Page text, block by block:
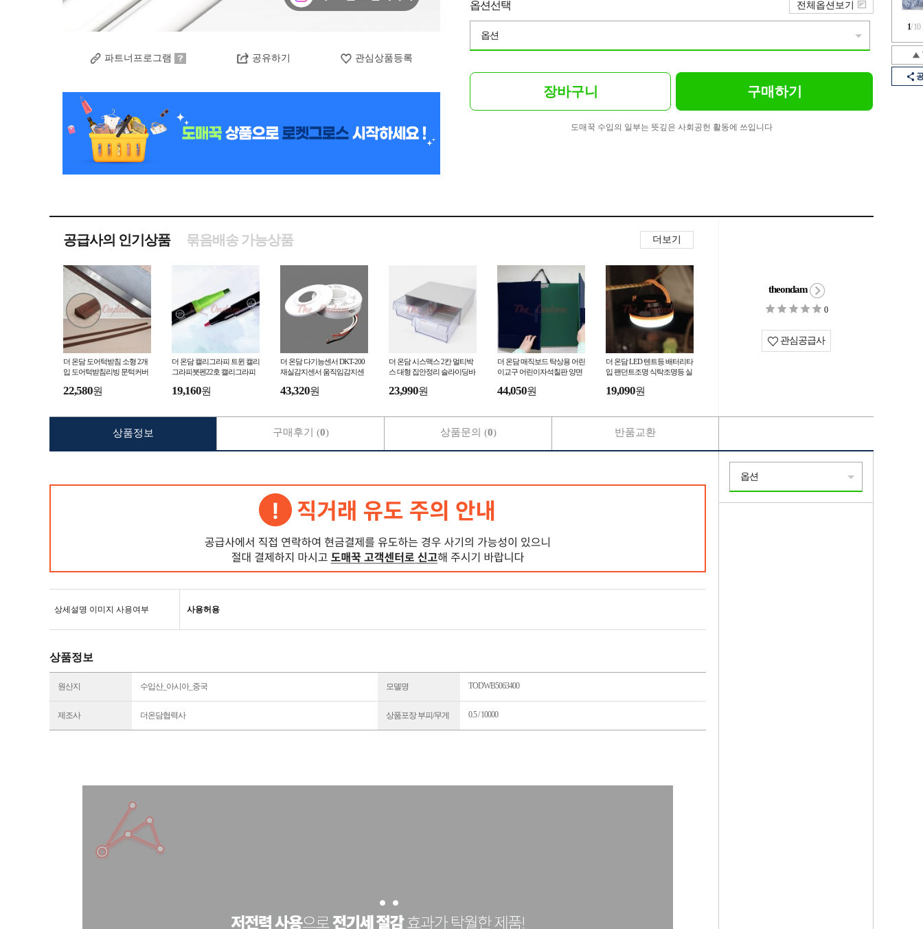
1/10
파트너프로그램 공유하기 관심상품등록
옵션선택
옵션
전체옵션보기
장바구니 구매하기
도매꾹 수입의 일부는 뜻깊은 사회공헌 활동에 쓰입니다
공급사의 인기상품 더보기
묶음배송 가능상품
더 온담 도어턱받침 소형 2개
입 도어턱받침리빙 문턱커버
22,580원
더 온담 캘리그라피 트윈 캘리
그라피붓펜22호 캘리그라피
19,160원
더 온담 다기능센서 DKT-200
재실감지센서 움직임감지센
43,320원
더 온담 시스맥스 2칸 멀티박
스 대형 집안정리 슬라이딩바
23,990원
더 온담 매직보드 탁상용 어린
이교구 어린이자석칠판 양면
44,050원
더 온담 LED 텐트등 배터리타
입 팬던트조명 식탁조명등 실
19,090원
theondam
0
관심공급사
상세설명 이미지 사용여부 사용허용
상품정보
원산지 수입산_아시아_중국 모델명 TODWB5063400
제조사 더온담협력사 상품포장 부피/무게 0.5 / 10000
상품정보 구매후기 (0) 상품문의 (0) 반품교환
옵션